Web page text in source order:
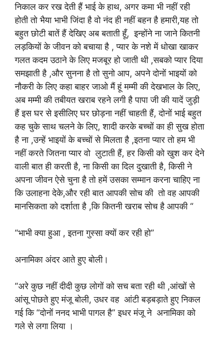
निकाल कर रख देती हैं भाई के हाथ, अगर कमा भी नहीं रही
होती तो भैया भाभी जिंदा है वो नंद ही नहीं बहन है हमारी,यह तो
बहुत छोटी बातें हैं देखिए अब बताती हूँ, इन्होंने ना जाने कितनी
लड़कियों के जीवन को बचाया है , प्यार के नशे में धोखा खाकर
गलत कदम उठाने के लिए मजबूर हो जाती थी ,सबको प्यार दिया
समझाती है ,और सुनना है तो सुनो आप, अपने दोनों भाइयों को
नौकरी के लिए कहा बाहर जाओ मैं हूं मम्मी की देखभाल के लिए,
अब मम्मी की तबीयत खराब रहने लगी है पापा जी की यादें जुड़ी
हैं इस घर से इसीलिए घर छोड़ना नहीं चाहती हैं, दोनों भाई बहुत
कह चुके साथ चलने के लिए, शादी करके बच्चों का ही सुख होता
है ना ,उन्हें भाइयों के बच्चों से मिलता है ,इतना प्यार तो हम भी
नहीं करते जितना प्यार वो लुटाती हैं, हर किसी को खुश कर देने
वाली बात ही करती है, ना किसी का दिल दुखाती है, किसी ने
अपना जीवन ऐसे चुना है तो हमें उसका सम्मान करना चाहिए ना
कि उलाहना देके,और रही बात आपकी सोच की तो वह आपकी
मानसिकता को दर्शाता है ,कि कितनी खराब सोच है आपकी “
“भाभी क्या हुआ , इतना गुस्सा क्यों कर रही हो”
अनामिका अंदर आते हुए बोली।
“अरे कुछ नहीं दीदी कुछ लोगों को सच बता रही थी ,आंखों से
आंसू पोछते हुए मंजू बोली, उधर वह आंटी बड़बड़ाते हुए निकल
गई कि “दोनों ननद भाभी पागल है” इधर मंजू ने अनामिका को
गले से लगा लिया ।